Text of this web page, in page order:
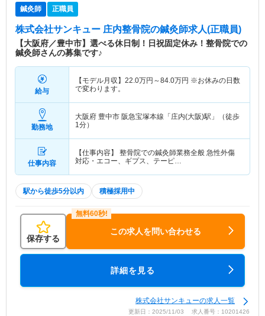
鍼灸師 正職員
株式会社サンキュー 庄内整骨院の鍼灸師求人(正職員)
【大阪府／豊中市】選べる休日制！日祝固定休み！整骨院での
鍼灸師さんの募集です♪
給与
【モデル月収】 22.0万円～84.0万円 ※お休みの日数
で変わります。
勤務地
大阪府 豊中市 阪急宝塚本線「庄内(大阪)駅」（徒歩
1分）
仕事内容
【仕事内容】 整骨院での鍼灸師業務全般 急性外傷
対応・エコー、ギプス、テーピ…
駅から徒歩5分以内 積極採用中
保存する
この求人を問い合わせる
詳細を見る
株式会社サンキューの求人一覧
更新日：2025/11/03 求人番号：10201426